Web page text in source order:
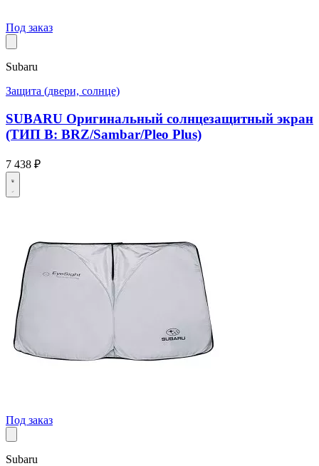
Под заказ
Subaru
Защита (двери, солнце)
SUBARU Оригинальный солнцезащитный экран
(ТИП B: BRZ/Sambar/Pleo Plus)
7 438 ₽
Под заказ
Subaru